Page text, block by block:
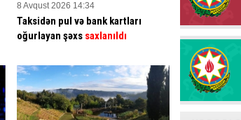
8 Avqust 2026 14:34
Taksidən pul və bank kartları
oğurlayan şəxs saxlanıldı